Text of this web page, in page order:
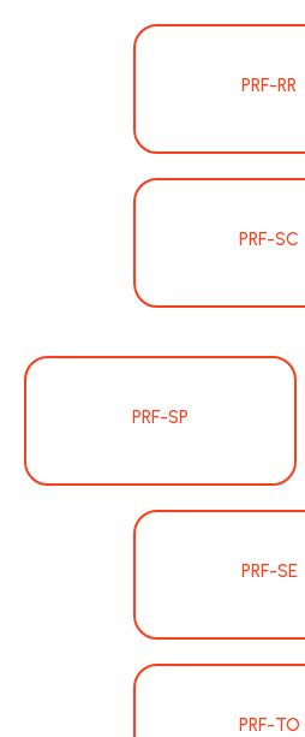
PRF-RR
PRF-SC
PRF-SP
PRF-SE
PRF-TO